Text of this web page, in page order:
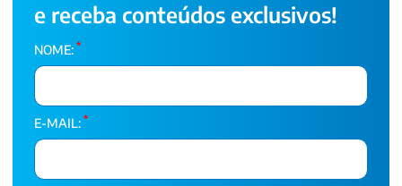
e receba conteúdos exclusivos!
NOME: *
E-MAIL: *